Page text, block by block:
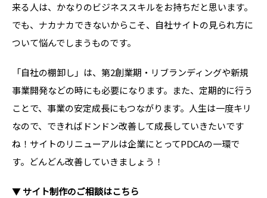
来る人は、かなりのビジネススキルをお持ちだと思います。
でも、ナカナカできないからこそ、自社サイトの見られ方に
ついて悩んでしまうものです。
「自社の棚卸し」は、第2創業期・リブランディングや新規
事業開発などの時にも必要になります。また、定期的に行う
ことで、事業の安定成長にもつながります。人生は一度キリ
なので、できればドンドン改善して成長していきたいです
ね！サイトのリニューアルは企業にとってPDCAの一環で
す。どんどん改善していきましょう！
▼サイト制作のご相談はこちら